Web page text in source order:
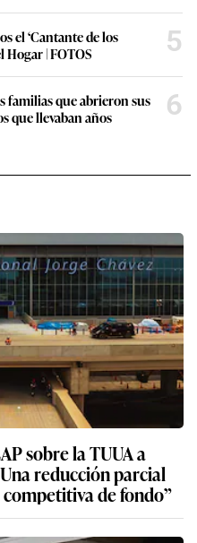
el ‘Cantante de los
Hogar | FOTOS
5
familias que abrieron sus
que llevaban años
6
sobre la TUUA a
reducción parcial
de fondo”